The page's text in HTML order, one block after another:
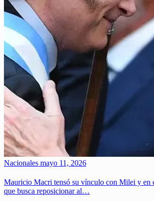
Nacionales mayo 11, 2026
Mauricio Macri tensó su vínculo con Milei y en
que busca reposicionar al…